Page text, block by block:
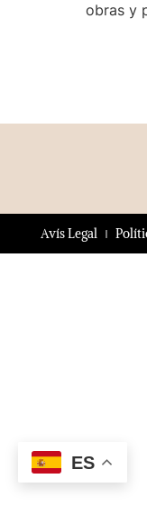
obras y
Avís Legal
ES